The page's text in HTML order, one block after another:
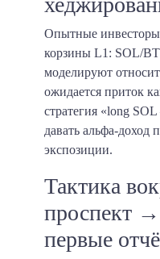
Опытные инвесторы
корзины L1: SOL/
моделируют
ожидается приток
стратегия «long
давать альфа-доход
экспозиции.
Тактика
проспект
первые